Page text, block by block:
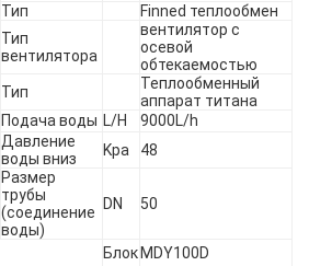
Тип
Finned теплообмен
Тип
вентилятора
вентилятор с
осевой
обтекаемостью
Тип
Теплообменный
аппарат титана
Подача воды L/H
9000L/h
Давление
воды вниз
Kpa
48
Размер
трубы
(соединение
воды)
DN 50
Блок MDY100D